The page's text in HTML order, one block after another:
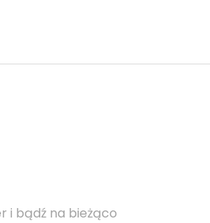
i bądź na bieżąco